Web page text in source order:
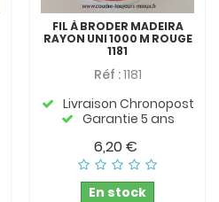
FIL À BRODER MADEIRA
RAYON UNI 1000 M ROUGE
1181
Réf :1181
Livraison Chronopost
Garantie 5 ans
6,20 €
En stock